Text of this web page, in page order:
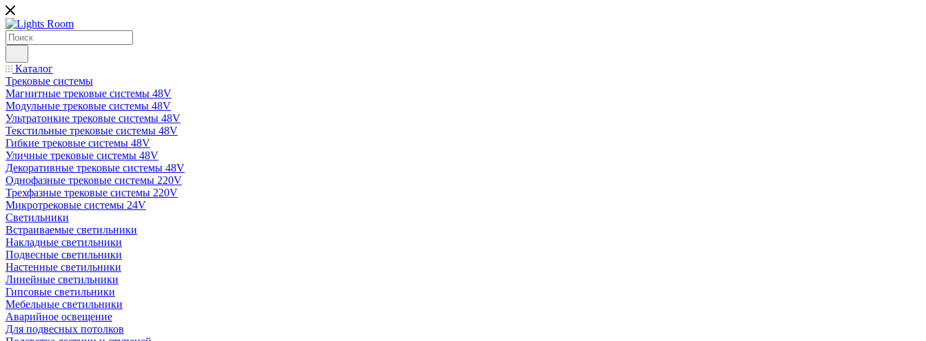
Каталог
Трековые системы
Магнитные трековые системы 48V
Модульные трековые системы 48V
Ультратонкие трековые системы 48V
Текстильные трековые системы 48V
Гибкие трековые системы 48V
Уличные трековые системы 48V
Декоративные трековые системы 48V
Однофазные трековые системы 220V
Трехфазные трековые системы 220V
Микротрековые системы 24V
Светильники
Встраиваемые светильники
Накладные светильники
Подвесные светильники
Настенные светильники
Линейные светильники
Гипсовые светильники
Мебельные светильники
Аварийное освещение
Для подвесных потолков